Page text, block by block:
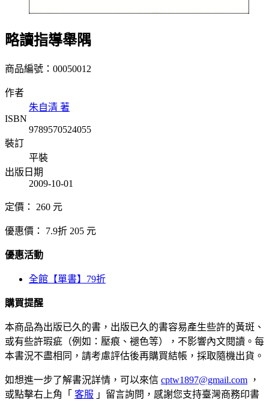
略讀指導舉隅
商品編號：00050012
作者
朱自清 著
ISBN
9789570524055
裝訂
平裝
出版日期
2009-10-01
定價： 260 元
優惠價： 7.9折 205 元
優惠活動
全館【單書】79折
購買提醒
本商品為出版已久的書，出版已久的書容易產生些許的黃斑、
或有些許瑕疵（例如：壓痕、褪色等），不影響內文閱讀。每
本書況不盡相同，請考慮評估後再購買結帳，採取隨機出貨。
如想進一步了解書況詳情，可以來信 cptw1897@gmail.com ，
或點擊右上角「 客服 」留言詢問，感謝您支持臺灣商務印書